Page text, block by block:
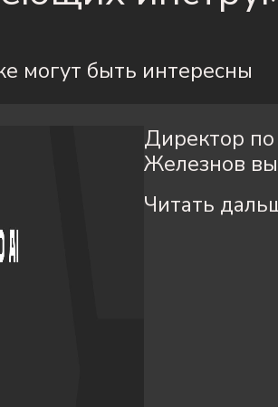
могут быть интересны
Директор
Железнов
Читать